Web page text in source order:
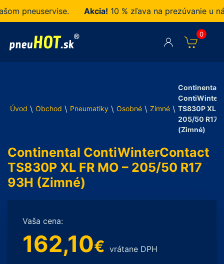
pneuservise. Akcia!10 % zľava na prezúvanie u nás
0
Úvod \ Obchod \ Pneumatiky \ Osobné \ Zimné \
Continental
TS830P XL
205/50 R17
(Zimné)
Continental ContiWinterContact
TS830P XL FR MO – 205/50 R17
93H (Zimné)
Vaša cena:
162,10€ vrátane DPH